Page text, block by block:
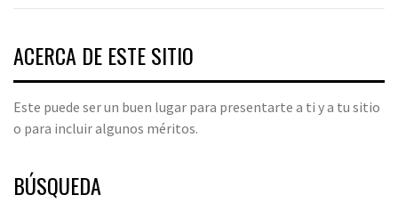
ACERCA DE ESTE SITIO
Este puede ser un buen lugar para presentarte a ti y a tu sitio
o para incluir algunos méritos.
BÚSQUEDA